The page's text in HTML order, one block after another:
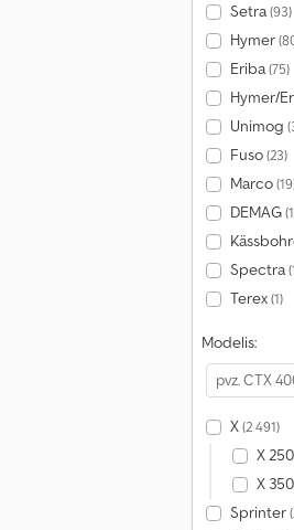
Setra(93)
Hymer
Eriba(75)
Hymer/
Unimog
Fuso(23)
Marco
DEMAG
Spectra
Terex(1)
Modelis:
X(2 491)
X 250
X 350
Sprinter